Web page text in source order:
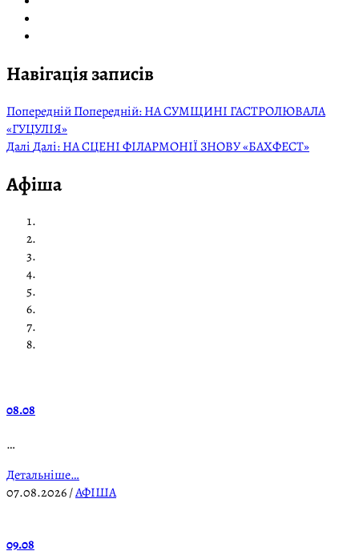
Навігація записів
ПопереднійПопередній:НА СУМЩИНІ ГАСТРОЛЮВАЛА
«ГУЦУЛІЯ»
ДаліДалі:НА СЦЕНІ ФІЛАРМОНІЇ ЗНОВУ «БАХФЕСТ»
Афіша
08.08
…
Детальніше…
07.08.2026/АФІША
09.08